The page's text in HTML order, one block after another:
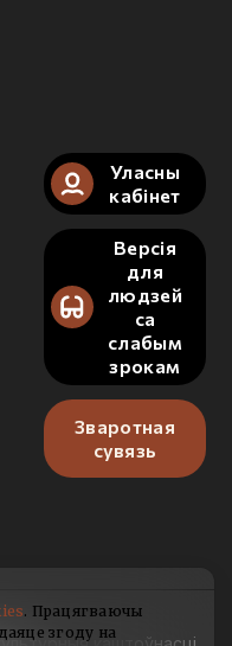
Уласны
кабінет
Версія
для
людзей
са
слабым
зрокам
Зваротная
сувязь
. Працягваючы
згоду на